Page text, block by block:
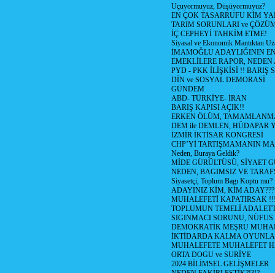
Uçuyormuyuz, Düşüyormuyuz?
EN ÇOK TASARRUFU KİM
TARIM SORUNLARI ve
İÇ CEPHEYİ TAHKİM ETME!
Siyasal ve Ekonomik Mantıktan
İMAMOĞLU ADAYLIĞININ
EMEKLİLERE RAPOR,
PYD - PKK İLİŞKİSİ !! BARIŞ
DİN ve SOSYAL DEMORASİ
GÜNDEM
ABD- TÜRKİYE- İRAN
BARIŞ KAPISI AÇIK!!
ERKEN ÖLÜM,
DEM ile DEMLEN, HÜDAPAR
İZMİR İKTİSAR KONGRESİ
CHP’Yİ TARTIŞMAMANIN
Neden, Buraya Geldik?
MİDE GÜRÜLTÜSÜ, SİYAET
NEDEN, BAGIMSIZ VE
Siyasetçi, Toplum Bagı Koptu mu?
ADAYINIZ KİM, KİM ADAY???
MUHALEFETİ KAPATIRSAK
TOPLUMUN TEMELİ
SIGINMACI SORUNU,
DEMOKRATİK MEŞRU
İKTİDARDA KALMA
MUHALEFETE MUHALEFET
ORTA DOGU ve SURİYE
2024 BİLİMSEL GELİŞMELER